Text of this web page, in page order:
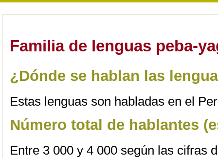
Familia de lenguas peba-
¿Dónde se hablan las
Estas lenguas son habladas en el
Número total de hablantes
Entre 3 000 y 4 000 según las cifras